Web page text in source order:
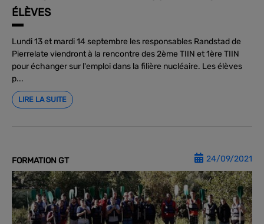
ÉLÈVES
Lundi 13 et mardi 14 septembre les responsables Randstad de
Pierrelate viendront à la rencontre des 2ème TIIN et 1ère TIIN
pour échanger sur l'emploi dans la filière nucléaire. Les élèves
p...
LIRE LA SUITE
FORMATION GT 24/09/2021